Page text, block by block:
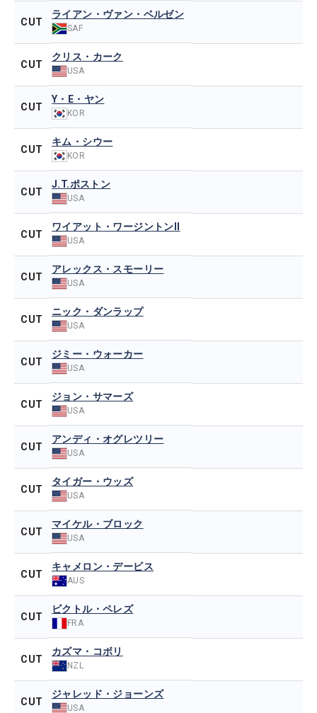
CUT
ライアン・ヴァン・ベルゼン
SAF
CUT
クリス・カーク
USA
CUT
Y・E・ヤン
KOR
CUT
キム・シウー
KOR
CUT
J.T.ポストン
USA
CUT
ワイアット・ワージントンII
USA
CUT
アレックス・スモーリー
USA
CUT
ニック・ダンラップ
USA
CUT
ジミー・ウォーカー
USA
CUT
ジョン・サマーズ
USA
CUT
アンディ・オグレツリー
USA
CUT
タイガー・ウッズ
USA
CUT
マイケル・ブロック
USA
CUT
キャメロン・デービス
AUS
CUT
ビクトル・ペレズ
FRA
CUT
カズマ・コボリ
NZL
CUT
ジャレッド・ジョーンズ
USA